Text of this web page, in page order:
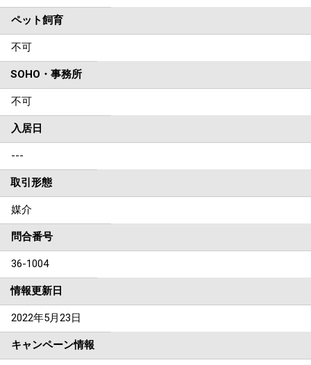
ペット飼育
不可
SOHO・事務所
不可
入居日
---
取引形態
媒介
問合番号
36-1004
情報更新日
2022年5月23日
キャンペーン情報